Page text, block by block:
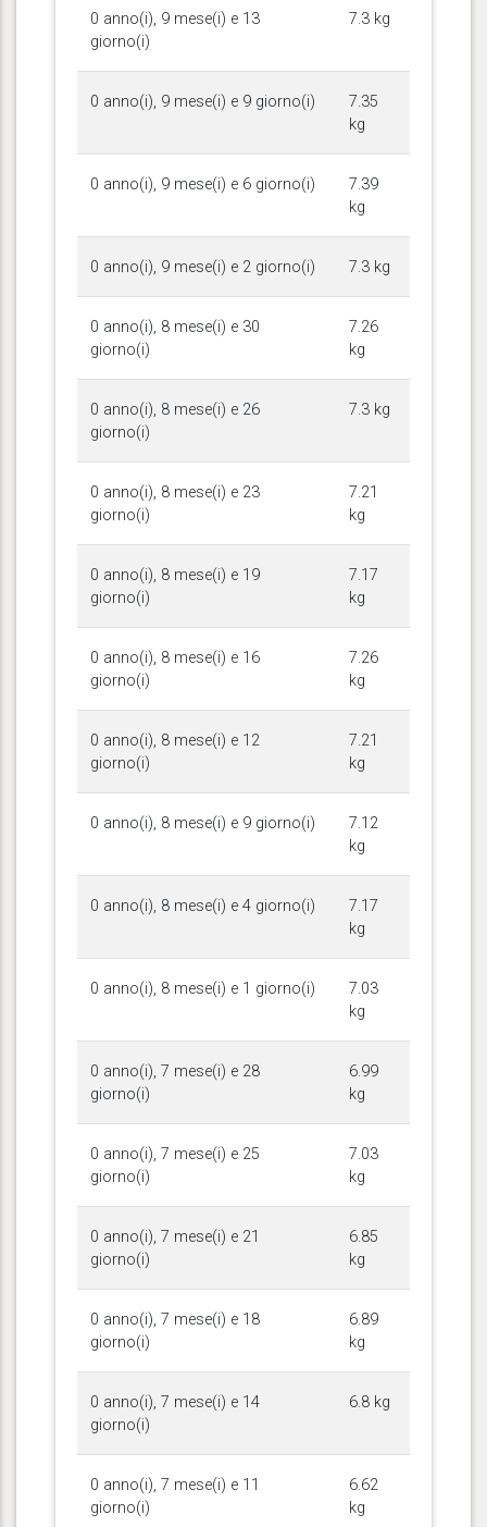
0 anno(i), 9 mese(i) e 13
giorno(i)
7.3 kg
0 anno(i), 9 mese(i) e 9 giorno(i)
7.35
kg
0 anno(i), 9 mese(i) e 6 giorno(i)
7.39
kg
0 anno(i), 9 mese(i) e 2 giorno(i) 7.3 kg
0 anno(i), 8 mese(i) e 30
giorno(i)
7.26
kg
0 anno(i), 8 mese(i) e 26
giorno(i)
7.3 kg
0 anno(i), 8 mese(i) e 23
giorno(i)
7.21
kg
0 anno(i), 8 mese(i) e 19
giorno(i)
7.17
kg
0 anno(i), 8 mese(i) e 16
giorno(i)
7.26
kg
0 anno(i), 8 mese(i) e 12
giorno(i)
7.21
kg
0 anno(i), 8 mese(i) e 9 giorno(i)
7.12
kg
0 anno(i), 8 mese(i) e 4 giorno(i)
7.17
kg
0 anno(i), 8 mese(i) e 1 giorno(i)
7.03
kg
0 anno(i), 7 mese(i) e 28
giorno(i)
6.99
kg
0 anno(i), 7 mese(i) e 25
giorno(i)
7.03
kg
0 anno(i), 7 mese(i) e 21
giorno(i)
6.85
kg
0 anno(i), 7 mese(i) e 18
giorno(i)
6.89
kg
0 anno(i), 7 mese(i) e 14
giorno(i)
6.8 kg
0 anno(i), 7 mese(i) e 11
giorno(i)
6.62
kg